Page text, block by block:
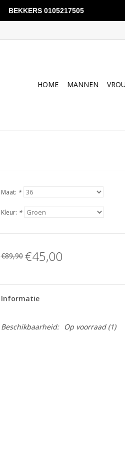
HOME MANNEN
Maat: *
Kleur: *
€89,90 €45,00
Informatie
Beschikbaarheid: Op voorraad(1)
BEKKERS 0105217505